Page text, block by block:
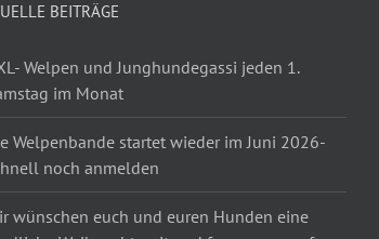
BEITRÄGE
Welpen und Junghundegassi jeden 1.
im Monat
Welpenbande startet wieder im Juni 2026-
noch anmelden
wünschen euch und euren Hunden eine